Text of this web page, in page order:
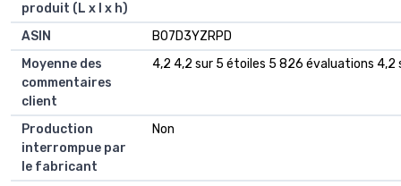
produit (L x l x h)
ASIN
‎B07D3YZRPD
Moyenne des
commentaires
client
4,2 4,2 sur 5 étoiles 5 826 évaluations 4,2
Production
interrompue par
le fabricant
Non